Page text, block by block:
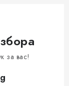
за вас!